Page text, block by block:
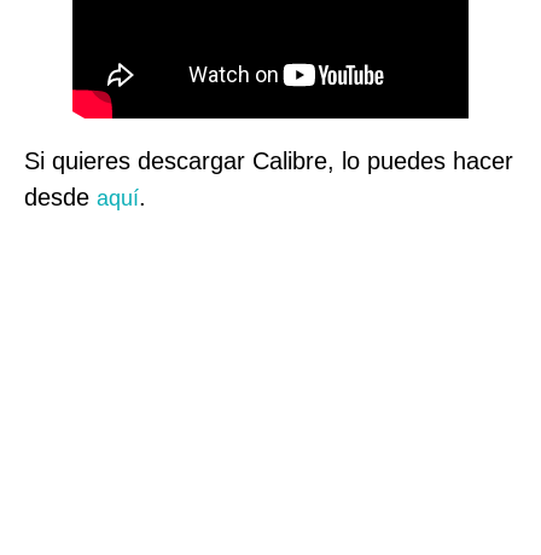
Si quieres descargar Calibre, lo puedes hacer
desde aquí.